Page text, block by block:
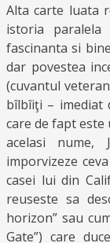
Alta carte luata
istoria
fascinanta si
dar povestea
(cuvantul
bîlbîiţi – imediat
care de fapt este
acelasi
imporvizeze
casei lui din
reuseste sa
horizon” sau
Gate”) care